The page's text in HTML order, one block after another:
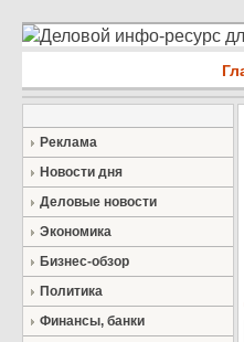
Деловой инфо-ресурс
Реклама
Новости дня
Деловые новости
Экономика
Бизнес-обзор
Политика
Финансы, банки